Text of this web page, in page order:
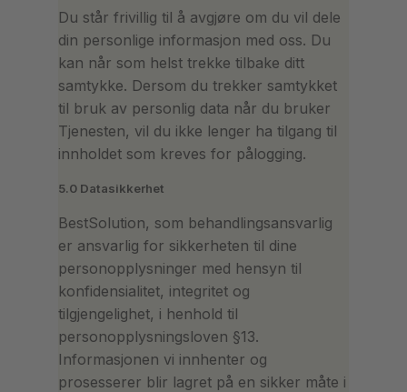
Du står frivillig til å avgjøre om du vil dele
din personlige informasjon med oss. Du
kan når som helst trekke tilbake ditt
samtykke. Dersom du trekker samtykket
til bruk av personlig data når du bruker
Tjenesten, vil du ikke lenger ha tilgang til
innholdet som kreves for pålogging.
5.0 Datasikkerhet
BestSolution, som behandlingsansvarlig
er ansvarlig for sikkerheten til dine
personopplysninger med hensyn til
konfidensialitet, integritet og
tilgjengelighet, i henhold til
personopplysningsloven §13.
Informasjonen vi innhenter og
prosesserer blir lagret på en sikker måte i